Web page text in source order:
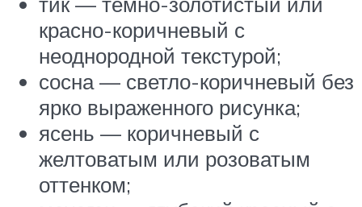
красно-коричневый с
неоднородной текстурой;
сосна — светло-коричневый без
ярко выраженного рисунка;
ясень — коричневый с
желтоватым или розоватым
оттенком;